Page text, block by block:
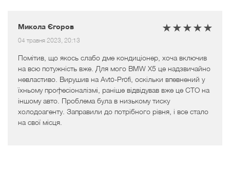
Микола Єгоров
04 травня 2023, 20:13
Помітив, що якось слабо дме кондиціонер, хоча включив
на всю потужність вже. Для мого BMW X5 це надзвичайно
невластиво. Вирушив на Avto-Profi, оскільки впевнений у
їхньому професіоналізмі, раніше відвідував вже це СТО на
іншому авто. Проблема була в низькому тиску
холодоагенту. Заправили до потрібного рівня, і все стало
на свої місця.